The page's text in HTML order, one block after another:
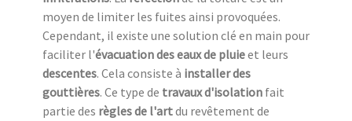
moyen de limiter les fuites ainsi provoquées.
Cependant, il existe une solution clé en main pour
faciliter l'évacuation des eaux de pluieet leurs
descentes. Cela consiste à installer des
gouttières. Ce type de travaux d'isolation fait
partie des règles de l'artdu revêtement de